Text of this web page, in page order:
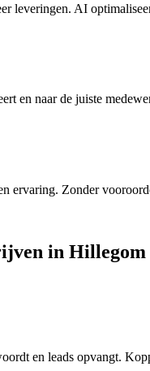
leveringen. AI
en naar de juiste
ervaring. Zonder
in Hillegom
en leads opvangt.